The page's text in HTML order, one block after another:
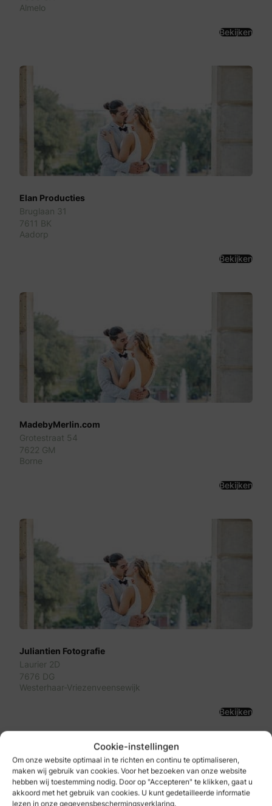
Cookie-instellingen
Om onze website optimaal in te richten en continu te optimaliseren,
maken wij gebruik van cookies. Voor het bezoeken van onze website
hebben wij toestemming nodig. Door op "Accepteren" te klikken, gaat u
akkoord met het gebruik van cookies. U kunt gedetailleerde informatie
lezen in onze gegevensbeschermingsverklaring.
Almelo
Bekijken
Elan Producties
Bruglaan 31
7611 BK
Aadorp
Bekijken
MadebyMerlin.com
Grotestraat 54
7622 GM
Borne
Bekijken
Juliantien Fotografie
Laurier 2D
7676 DG
Westerhaar-Vriezenveensewijk
Bekijken